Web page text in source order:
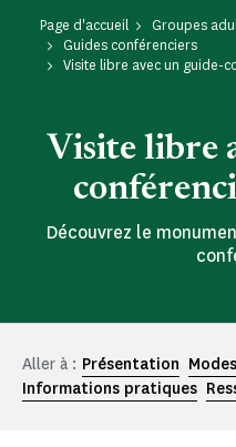
Page d'accueil
Groupes
Guides conférenciers
Visite libre avec un guide-
Visite libre
Découvrez le
Aller à : Présentation
Informations pratiques